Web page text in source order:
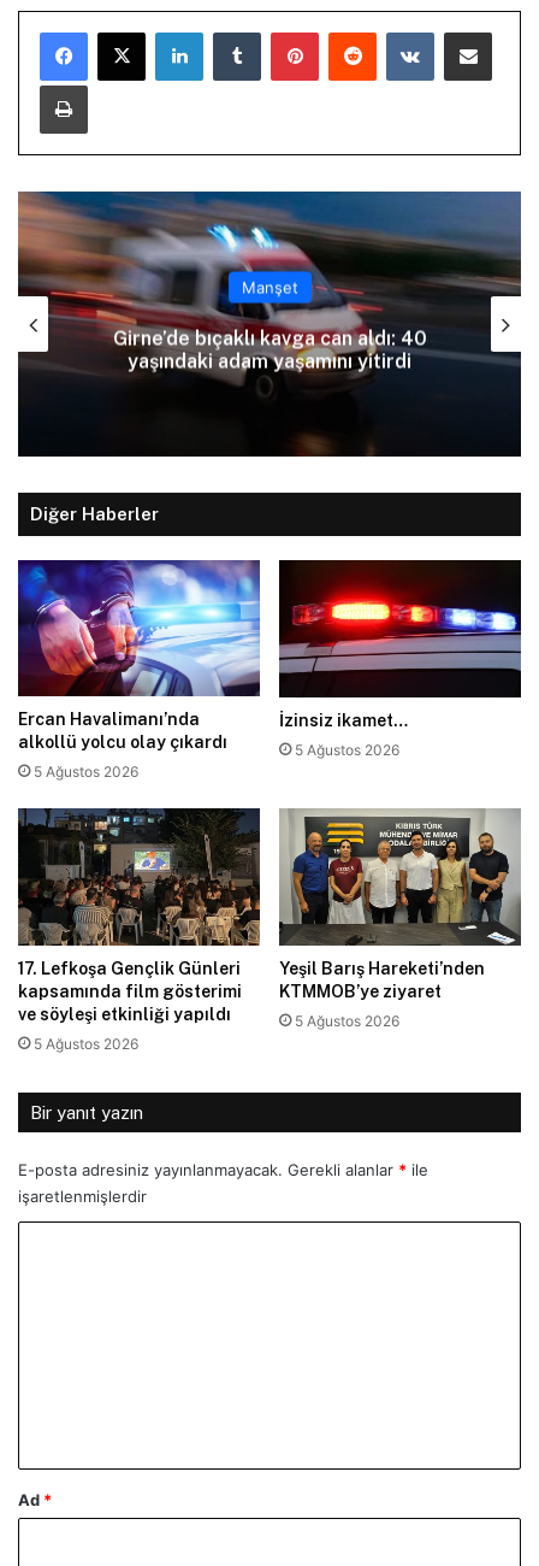
LinkedInTumblr PinterestReddit VKontakteE-Posta ile paylaş
Yazdır
Manşet
Girne’de bıçaklı kavga can aldı: 40
yaşındaki adam yaşamını yitirdi
Diğer Haberler
Ercan Havalimanı’nda
alkollü yolcu olay çıkardı
5 Ağustos 2026
İzinsiz ikamet…
5 Ağustos 2026
17. Lefkoşa Gençlik Günleri
kapsamında film gösterimi
ve söyleşi etkinliği yapıldı
5 Ağustos 2026
Yeşil Barış Hareketi’nden
KTMMOB’ye ziyaret
5 Ağustos 2026
Bir yanıt yazın
E-posta adresiniz yayınlanmayacak. Gerekli alanlar * ile
işaretlenmişlerdir
Ad *